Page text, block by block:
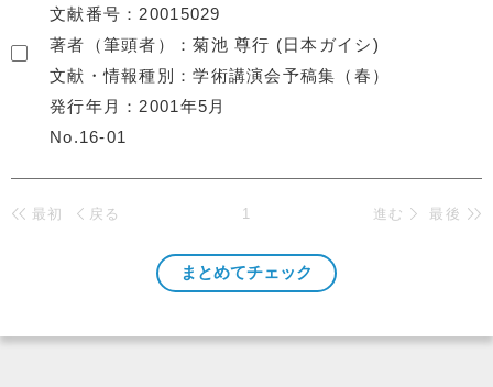
文献番号
20015029
著者（筆頭者）
菊池 尊行 (日本ガイシ)
文献・情報種別
学術講演会予稿集（春）
発行年月
2001年5月
No.16-01
最初 戻る 1 進む 最後